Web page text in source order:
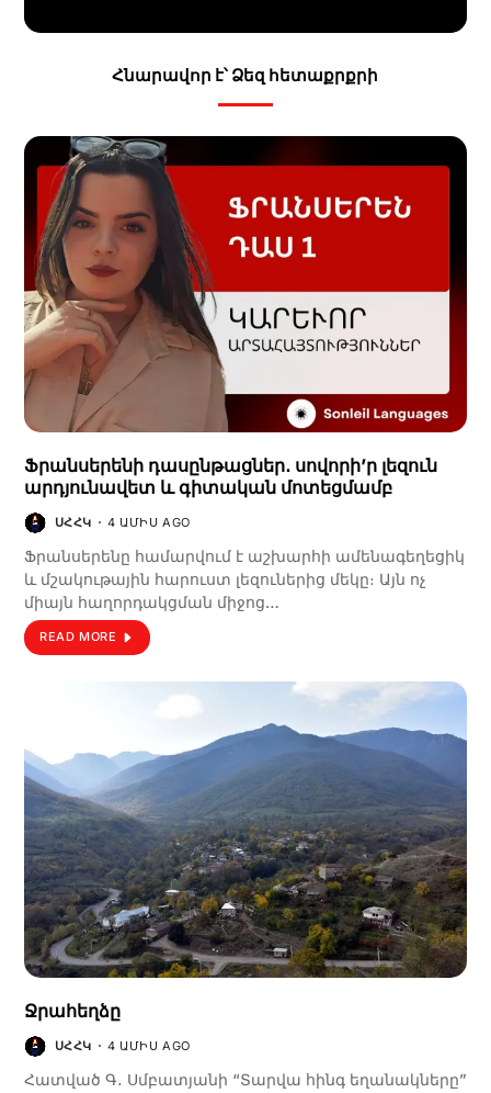
Հնարավոր է՝ Ձեզ հետաքրքրի
Ֆրանսերենի դասընթացներ․ սովորի’ր լեզուն
արդյունավետ և գիտական մոտեցմամբ
ՍՀՀԿ 4 ԱՄԻՍ AGO
Ֆրանսերենը համարվում է աշխարհի ամենագեղեցիկ
և մշակութային հարուստ լեզուներից մեկը։ Այն ոչ
միայն հաղորդակցման միջոց…
READ MORE
Ջրահեղձը
ՍՀՀԿ 4 ԱՄԻՍ AGO
Հատված Գ․ Սմբատյանի “Տարվա հինգ եղանակները”